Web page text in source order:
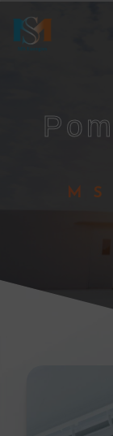
pompe à chaleur